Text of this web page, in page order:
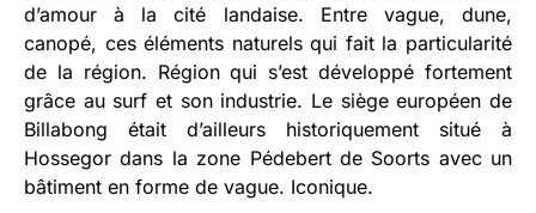
d’amour à la cité landaise. Entre vague, dune,
canopé, ces éléments naturels qui fait la particularité
de la région. Région qui s’est développé fortement
grâce au surf et son industrie. Le siège européen de
Billabong était d’ailleurs historiquement situé à
Hossegor dans la zone Pédebert de Soorts avec un
bâtiment en forme de vague. Iconique.